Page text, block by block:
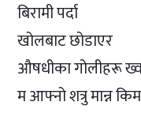
बिरामी पर्दा
खोलबाट छोडाएर
औषधीका गोलीहरू
म आफ्नो शत्रु मान्न